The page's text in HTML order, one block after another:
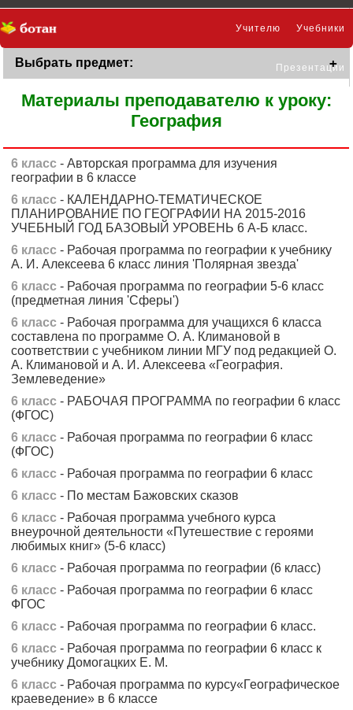
Учебники
Учителю
Презентации
Выбрать предмет:
Материалы преподавателю к уроку:
География
6 класс - Авторская программа для изучения
географии в 6 классе
6 класс - КАЛЕНДАРНО-ТЕМАТИЧЕСКОЕ
ПЛАНИРОВАНИЕ ПО ГЕОГРАФИИ НА 2015-2016
УЧЕБНЫЙ ГОД БАЗОВЫЙ УРОВЕНЬ 6 А-Б класс.
6 класс - Рабочая программа по географии к учебнику
А. И. Алексеева 6 класс линия 'Полярная звезда'
6 класс - Рабочая программа по географии 5-6 класс
(предметная линия 'Сферы')
6 класс - Рабочая программа для учащихся 6 класса
составлена по программе О. А. Климановой в
соответствии с учебником линии МГУ под редакцией О.
А. Климановой и А. И. Алексеева «География.
Землеведение»
6 класс - РАБОЧАЯ ПРОГРАММА по географии 6 класс
(ФГОС)
6 класс - Рабочая программа по географии 6 класс
(ФГОС)
6 класс - Рабочая программа по географии 6 класс
6 класс - По местам Бажовских сказов
6 класс - Рабочая программа учебного курса
внеурочной деятельности «Путешествие с героями
любимых книг» (5-6 класс)
6 класс - Рабочая программа по географии (6 класс)
6 класс - Рабочая программа по географии 6 класс
ФГОС
6 класс - Рабочая программа по географии 6 класс.
6 класс - Рабочая программа по географии 6 класс к
учебнику Домогацких Е. М.
6 класс - Рабочая программа по курсу«Географическое
краеведение» в 6 классе